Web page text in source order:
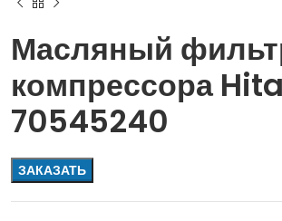
Масляный
компрессора
70545240
ЗАКАЗАТЬ